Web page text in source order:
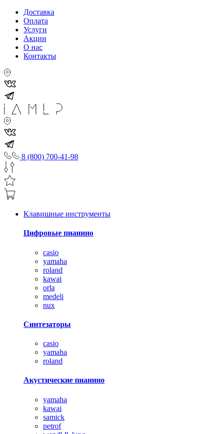
Доставка
Оплата
Услуги
Акции
О нас
Контакты
8 (800) 700-41-98
Клавишные инструменты
Цифровые пианино
casio
yamaha
roland
kawai
orla
medeli
nux
Синтезаторы
casio
yamaha
roland
Акустические пианино
yamaha
kawai
samick
petrof